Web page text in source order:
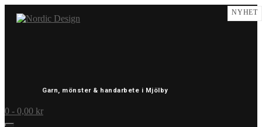
Garn, mönster & handarbete i Mjölby
0 - 0,00 kr
NYHET